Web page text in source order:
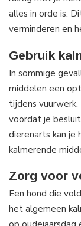
alles in orde is.
verminderen en
Gebruik
In sommige
middelen een
tijdens
voordat je
dierenarts kan je
kalmerende
Zorg voor
Een hond die
het algemeen